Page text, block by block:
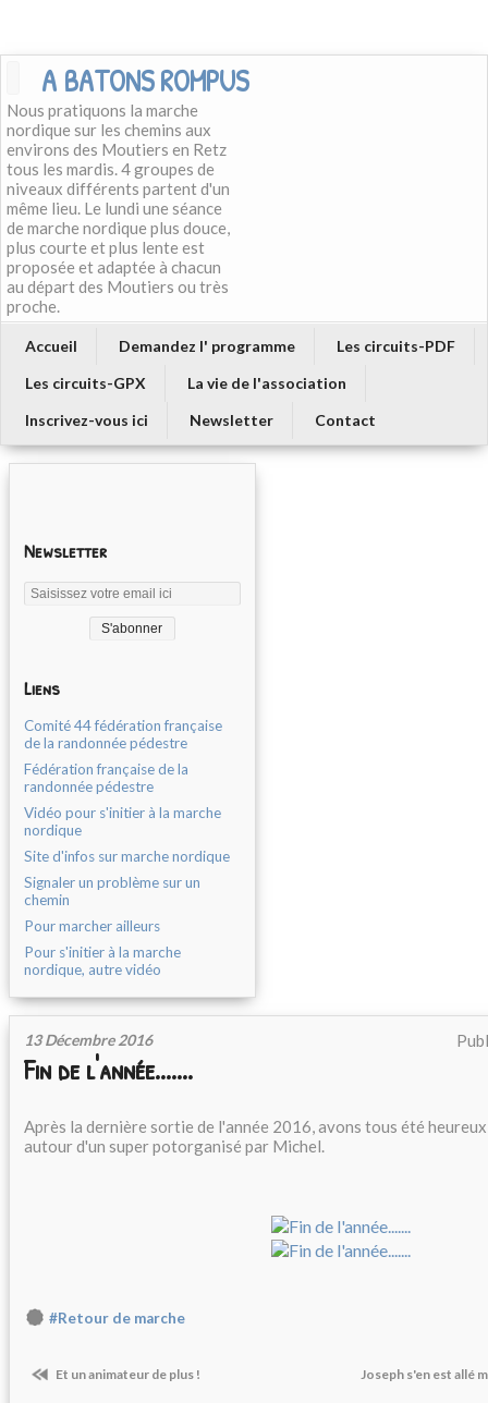
A BATONS ROMPUS
Nous pratiquons la marche
nordique sur les chemins aux
environs des Moutiers en Retz
tous les mardis. 4 groupes de
niveaux différents partent d'un
même lieu. Le lundi une séance
de marche nordique plus douce,
plus courte et plus lente est
proposée et adaptée à chacun
au départ des Moutiers ou très
proche.
Accueil Demandez l' programme
Les circuits-PDF
Les circuits-GPX
La vie de l'association
Inscrivez-vous ici
Newsletter Contact
Newsletter
Liens
Comité 44 fédération française
de la randonnée pédestre
Fédération française de la
randonnée pédestre
Vidéo pour s'initier à la marche
nordique
Site d'infos sur marche nordique
Signaler un problème sur un
chemin
Pour marcher ailleurs
Pour s'initier à la marche
nordique, autre vidéo
13 Décembre 2016
Fin de l'année.......
Après la dernière sortie de l'année 2016, avons tous été
autour d'un super potorganisé par Michel.
#Retour de marche
Et un animateur de plus ! Joseph s'en est allé